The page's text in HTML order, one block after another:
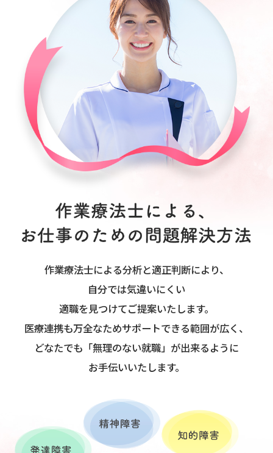
作業療法士による分析と適正判断により、
自分では気違いにくい
適職を見つけてご提案いたします。
医療連携も万全なためサポートできる範囲が広く、
どなたでも「無理のない就職」が出来るように
お手伝いいたします。